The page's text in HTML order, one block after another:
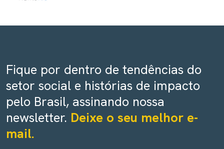
Fique por dentro de tendências do
setor social e histórias de impacto
pelo Brasil, assinando nossa
newsletter. Deixe o seu melhor e-
mail.